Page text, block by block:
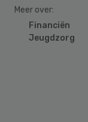
Meer over:
Financiën
Jeugdzorg